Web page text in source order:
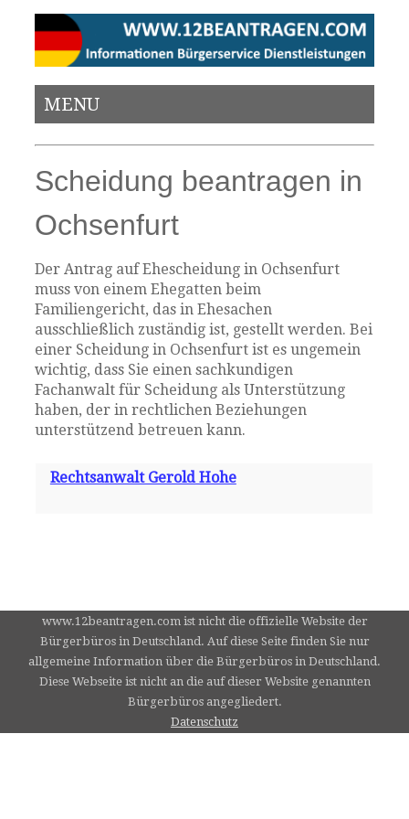
MENU
Scheidung beantragen in
Ochsenfurt
Der Antrag auf Ehescheidung in Ochsenfurt
muss von einem Ehegatten beim
Familiengericht, das in Ehesachen
ausschließlich zuständig ist, gestellt werden. Bei
einer Scheidung in Ochsenfurt ist es ungemein
wichtig, dass Sie einen sachkundigen
Fachanwalt für Scheidung als Unterstützung
haben, der in rechtlichen Beziehungen
unterstützend betreuen kann.
Rechtsanwalt Gerold Hohe
www.12beantragen.com ist nicht die offizielle Website der
Bürgerbüros in Deutschland. Auf diese Seite finden Sie nur
allgemeine Information über die Bürgerbüros in Deutschland.
Diese Webseite ist nicht an die auf dieser Website genannten
Bürgerbüros angegliedert.
Datenschutz